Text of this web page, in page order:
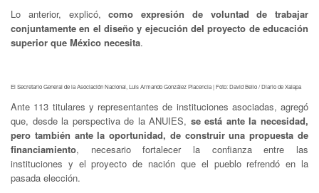
Lo anterior, explicó,como expresión de voluntad de trabajar
conjuntamente en el diseño y ejecución del proyecto de educación
superior que México necesita.
El Secretario General de la Asociación Nacional, Luis Armando González Placencia | Foto: David Bello / Diario de Xalapa
Ante 113 titulares y representantes de instituciones asociadas, agregó
que, desde la perspectiva de la ANUIES, se está ante la necesidad,
pero también ante la oportunidad, de construir una propuesta de
financiamiento, necesario fortalecer la confianza entre las
instituciones y el proyecto de nación que el pueblo refrendó en la
pasada elección.